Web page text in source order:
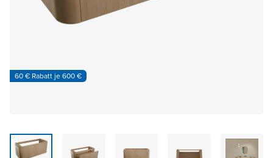
60 € Rabatt je 600 €